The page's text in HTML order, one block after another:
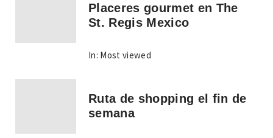
Placeres gourmet en The
St. Regis Mexico
In: Most viewed
Ruta de shopping el fin de
semana